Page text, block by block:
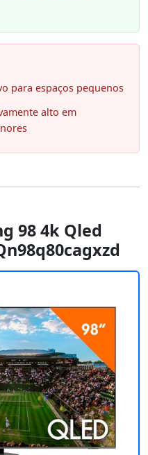
para espaços pequenos
alto em
98 4k Qled